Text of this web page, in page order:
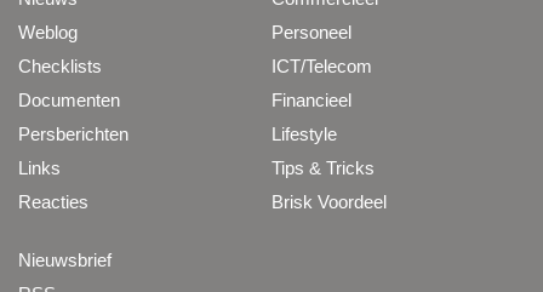
Weblog
Checklists
Documenten
Persberichten
Links
Reacties
Personeel
ICT/Telecom
Financieel
Lifestyle
Tips & Tricks
Brisk Voordeel
Nieuwsbrief